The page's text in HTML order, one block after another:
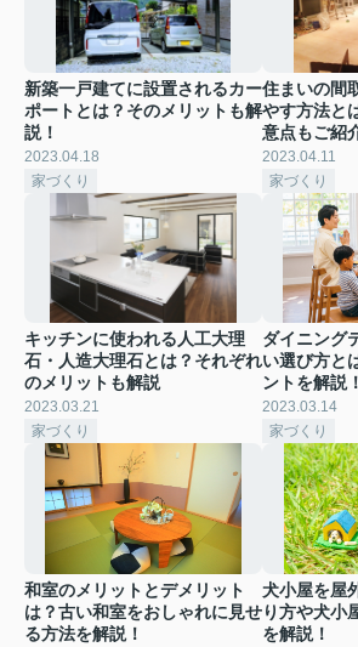
新築一戸建てに設置されるカー
ポートとは？そのメリットも解
説！
2023.04.18
家づくり
住まいの間
やす方法と
意点もご紹
2023.04.11
家づくり
キッチンに使われる人工大理
石・人造大理石とは？それぞれ
のメリットも解説
2023.03.21
家づくり
ダイニング
い選び方と
ントを解説！
2023.03.14
家づくり
和室のメリットとデメリット
は？古い和室をおしゃれに見せ
る方法を解説！
犬小屋を屋
り方や犬小
を解説！